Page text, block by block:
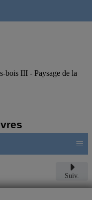
bois III - Paysage de la
≡
Suiv.